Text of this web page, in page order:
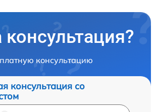
консультацию
консультация со